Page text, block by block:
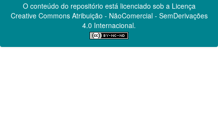
O conteúdo do repositório está licenciado sob a Licença
Creative CommonsAtribuição - NãoComercial - SemDerivações
4.0 Internacional.